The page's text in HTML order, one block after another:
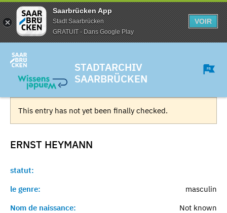
Saarbrücken App
Stadt Saarbrücken
GRATUIT - Dans Google Play
VOIR
STADTARCHIV
SAARBRÜCKEN
This entry has not yet been finally checked.
ERNST HEYMANN
statut:
le genre:
masculin
Nom de naissance:
Not known